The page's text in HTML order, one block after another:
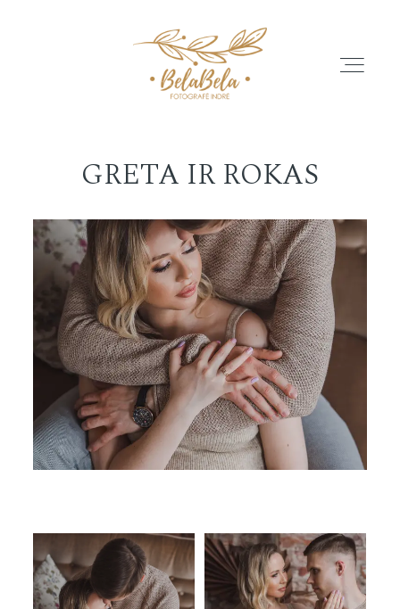
APIE
GALERIJA
ATSILIEPIMAI
PASLAUGŲ PASIŪLYMAI
SUSISIEKITE
GRETA IR ROKAS